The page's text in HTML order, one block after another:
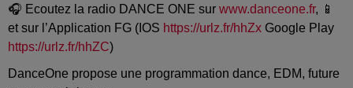
🎧 Ecoutez la radio DANCE ONE sur www.danceone.fr, 📱
et sur l’Application FG (IOS https://urlz.fr/hhZx Google Play
https://urlz.fr/hhZC)
DanceOne propose une programmation dance, EDM, future